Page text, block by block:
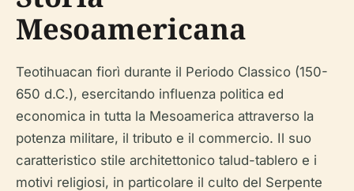
Mesoamericana
Teotihuacan fiorì durante il Periodo Classico (150-
650 d.C.), esercitando influenza politica ed
economica in tutta la Mesoamerica attraverso la
potenza militare, il tributo e il commercio. Il suo
caratteristico stile architettonico talud-tablero e i
motivi religiosi, in particolare il culto del Serpente